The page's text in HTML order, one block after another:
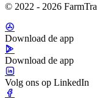
© 2022 - 2026
Download de app
Download de app
Volg ons op LinkedIn